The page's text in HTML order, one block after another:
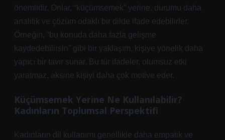
önemlidir. Onlar, “küçümsemek” yerine, durumu daha
analitik ve çözüm odaklı bir dilde ifade edebilirler.
Örneğin, “bu konuda daha fazla gelişme
kaydedebilirsin” gibi bir yaklaşım, kişiye yönelik daha
yapıcı bir tavır sunar. Bu tür ifadeler, olumsuz etki
yaratmaz, aksine kişiyi daha çok motive eder.
Küçümsemek Yerine Ne Kullanılabilir?
Kadınların Toplumsal Perspektifi
Kadınların dil kullanımı genellikle daha empatik ve